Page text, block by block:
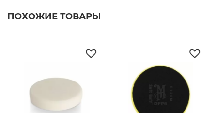
ПОХОЖИЕ ТОВАРЫ